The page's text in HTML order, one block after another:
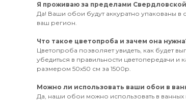
Я проживаю за пределами
Да! Ваши обои будут аккуратно упакованы в
ваш регион.
Что такое цветопроба и зачем она
Цветопроба позволяет увидеть, как будет
убедиться в правильности цветопередачи
размером 50х50 см за 1500р.
Можно ли использовать ваши обои в
Да, наши обои можно использовать в ванных